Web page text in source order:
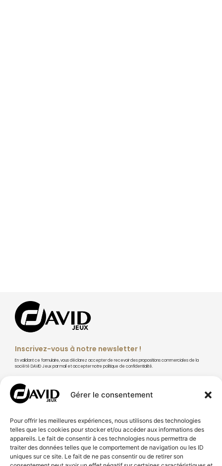
Gérer le consentement
Pour offrir les meilleures expériences, nous utilisons des technologies
telles que les cookies pour stocker et/ou accéder aux informations des
appareils. Le fait de consentir à ces technologies nous permettra de
traiter des données telles que le comportement de navigation ou les ID
uniques sur ce site. Le fait de ne pas consentir ou de retirer son
Inscrivez-vous à notre newsletter !
En validant ce formulaire, vous déclarez accepter de recevoir des propositions commerciales de la
société DAVID Jeux par mail et accepter notre politique de confidentialité.
S'abonner